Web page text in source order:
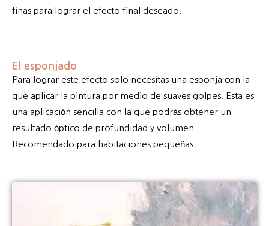
finas para lograr el efecto final deseado.
El esponjado
Para lograr este efecto solo necesitas una esponja con la
que aplicar la pintura por medio de suaves golpes. Esta es
una aplicación sencilla con la que podrás obtener un
resultado óptico de profundidad y volumen.
Recomendado para habitaciones pequeñas.